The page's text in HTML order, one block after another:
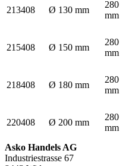
213408 Ø 130 mm
280
mm
215408 Ø 150 mm
280
mm
218408 Ø 180 mm
280
mm
220408 Ø 200 mm
280
mm
Asko Handels AG
Industriestrasse 67